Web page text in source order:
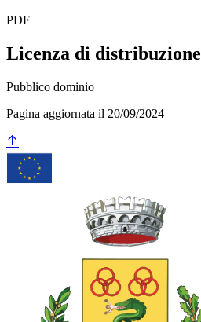
PDF
Licenza di distribuzione
Pubblico dominio
Pagina aggiornata il 20/09/2024